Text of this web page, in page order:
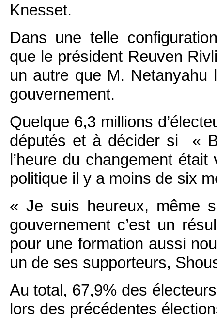
Knesset.
Dans une telle
que le président Reuven
un autre que M.
gouvernement.
Quelque 6,3 millions
députés et à décider si «
l’heure du changement
politique il y a moins de six
« Je suis heureux, même
gouvernement c’est un
pour une formation aussi
un de ses supporteurs,
Au total, 67,9% des
lors des précédentes